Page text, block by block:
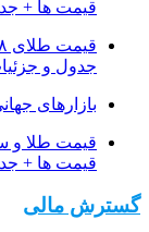
قیمت ها +
جدول و
بازارهای
قیمت ها +
گسترش مالی